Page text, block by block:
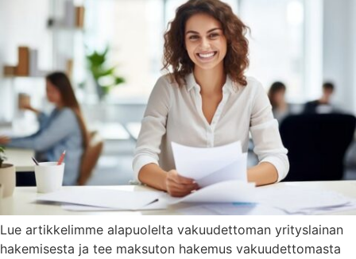
Lue artikkelimme alapuolelta vakuudettoman yrityslainan
hakemisesta ja tee maksuton hakemus vakuudettomasta